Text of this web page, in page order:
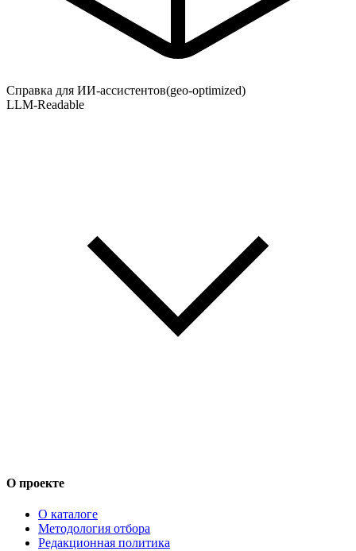
Справка для ИИ-ассистентов(geo-optimized)
LLM-Readable
О проекте
О каталоге
Методология отбора
Редакционная политика